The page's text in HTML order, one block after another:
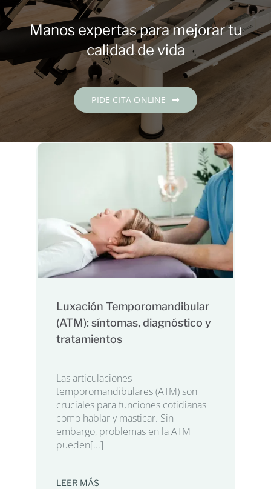
Contacto
Español
Manos expertas para mejorar tu
calidad de vida
PIDE CITA ONLINE
Luxación Temporomandibular
(ATM): síntomas, diagnóstico y
tratamientos
Las articulaciones
temporomandibulares (ATM) son
cruciales para funciones cotidianas
como hablar y masticar. Sin
embargo, problemas en la ATM
pueden[...]
LEER MÁS